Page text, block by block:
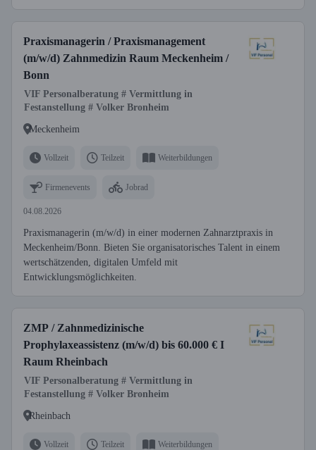
Praxismanagerin / Praxismanagement
(m/w/d) Zahnmedizin Raum Meckenheim /
Bonn
VIF Personalberatung # Vermittlung in
Festanstellung # Volker Bronheim
Meckenheim
Vollzeit Teilzeit Weiterbildungen
Firmenevents Jobrad
04.08.2026
Praxismanagerin (m/w/d) in einer modernen Zahnarztpraxis in
Meckenheim/Bonn. Bieten Sie organisatorisches Talent in einem
wertschätzenden, digitalen Umfeld mit
Entwicklungsmöglichkeiten.
ZMP / Zahnmedizinische
Prophylaxeassistenz (m/w/d) bis 60.000 € I
Raum Rheinbach
VIF Personalberatung # Vermittlung in
Festanstellung # Volker Bronheim
Rheinbach
Vollzeit Teilzeit Weiterbildungen